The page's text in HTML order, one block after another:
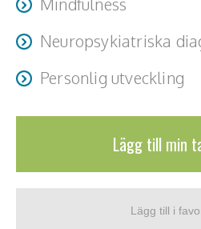
Teamwork, teambuilding,
Vård, omsorg, beroende
Neuropsykiatriska
Personlig utveckling
Lägg till min